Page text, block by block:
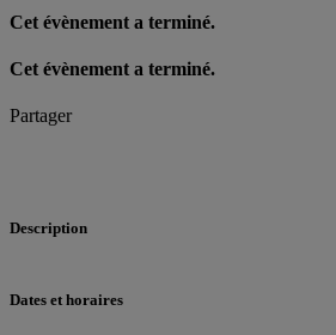
Cet évènement a terminé.
Cet évènement a terminé.
Partager
Description
Dates et horaires